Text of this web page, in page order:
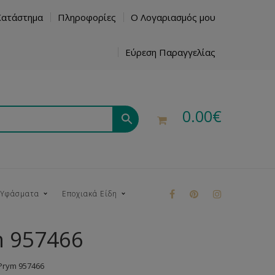
Πληροφορίες Ο Λογαριασμός μου
Εύρεση Παραγγελίας
0.00€
Εποχιακά Είδη
957466
957466